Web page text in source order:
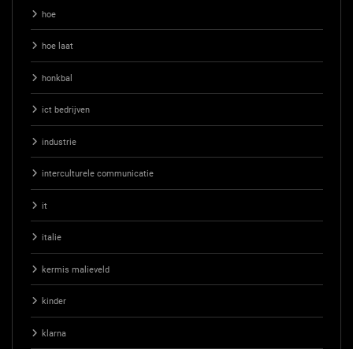
hoe
hoe laat
honkbal
ict bedrijven
industrie
interculturele communicatie
it
italie
kermis malieveld
kinder
klarna